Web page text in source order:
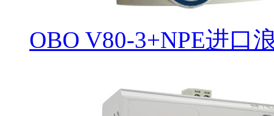
OBO V80-3+NPE进口